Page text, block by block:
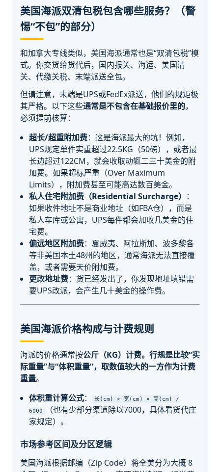
美国海派双清包税包含哪些服务？（警
惕“不包”的部分）
和加拿大专线类似，美国海派通常也是“双清包税”模
式。你交货给货代后，国内报关、海运、美国清
关、代缴关税、末端派送全包。
但请注意，末端是UPS或FedEx派送，他们的规矩极
其严格。以下这些通常是不包含在基础报价里的，
必须提前核算：
超长/超重附加费：这是海派最大的坑！例如，
UPS规定单件实重超过22.5KG（50磅），或者最
长边超过122CM，就会收取动辄二三十美金的附
加费。如果超标严重（Over Maximum
Limits），附加费甚至可能高达数百美金。
私人住宅附加费（Residential Surcharge） ：
如果收件地址不是商业地址（如FBA仓），而是
私人车库或公寓，UPS每件都会加收几美金的住
宅费。
偏远地区附加费：夏威夷、阿拉斯加、波多黎各
等非美国本土48州的地区，通常海派无法直接覆
盖，或者需要天价附加费。
更改地址费：货已经发出了，你发现地址填错需
要UPS改派，会产生几十美金的操作费。
美国海派价格构成与计费规则
海派的价格通常按公斤（KG） 计费。行规是比较“实
际重量”与“体积重量”，取数值较大的一方作为计费
重量。
体积重计算公式：
长(cm) × 宽(cm) × 高(cm) /
6000
（也有少部分渠道除以7000，具体看货代庄
家规定）。
市场参考区间及分区逻辑
美国海派根据邮编（Zip Code）将全美分为大概 8